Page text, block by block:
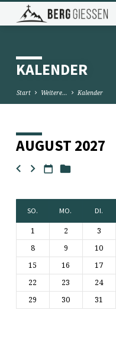
KALENDER
Start Weitere… Kalender
KALENDER
AUGUST 2027
SO. MO. DI.
1 2 3
8
9 10
15
16 17
22
23 24
29
30 31